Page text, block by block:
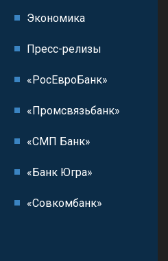
Экономика
Пресс-релизы
«РосЕвроБанк»
«Промсвязьбанк»
«СМП Банк»
«Банк Югра»
«Совкомбанк»